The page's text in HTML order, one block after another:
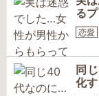
る
恋愛
同
化